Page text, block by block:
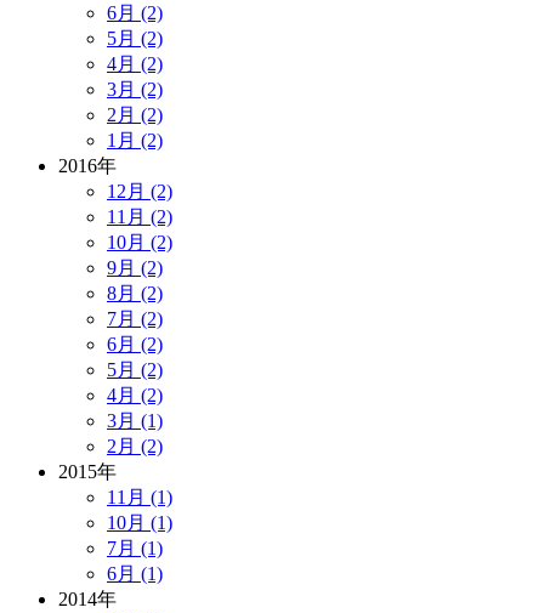
6月 (2)
5月 (2)
4月 (2)
3月 (2)
2月 (2)
1月 (2)
2016年
12月 (2)
11月 (2)
10月 (2)
9月 (2)
8月 (2)
7月 (2)
6月 (2)
5月 (2)
4月 (2)
3月 (1)
2月 (2)
2015年
11月 (1)
10月 (1)
7月 (1)
6月 (1)
2014年